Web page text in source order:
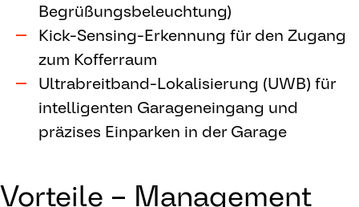
Begrüßungsbeleuchtung)
Kick-Sensing-Erkennung für den Zugang
zum Kofferraum
Ultrabreitband-Lokalisierung (UWB) für
intelligenten Garageneingang und
präzises Einparken in der Garage
Vorteile – Management